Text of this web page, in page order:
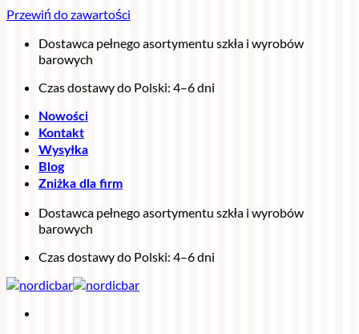
Przewiń do zawartości
Dostawca pełnego asortymentu szkła i wyrobów
barowych
Czas dostawy do Polski: 4–6 dni
Nowości
Kontakt
Wysyłka
Blog
Zniżka dla firm
Dostawca pełnego asortymentu szkła i wyrobów
barowych
Czas dostawy do Polski: 4–6 dni